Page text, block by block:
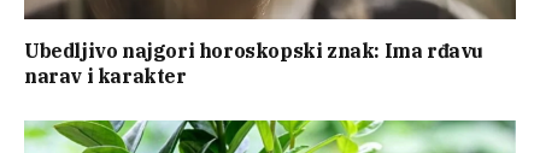
Ubedljivo najgori horoskopski znak: Ima rđavu
narav i karakter